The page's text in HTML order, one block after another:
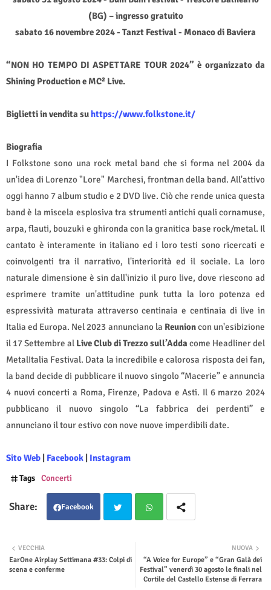
(BG) – ingresso gratuito
sabato 16 novembre 2024 - Tanzt Festival - Monaco di Baviera
“NON HO TEMPO DI ASPETTARE TOUR 2024” è organizzato da
Shining Production e MC² Live.
Biglietti in vendita su https://www.folkstone.it/
Biografia
I Folkstone sono una rock metal band che si forma nel 2004 da
un'idea di Lorenzo "Lore" Marchesi, frontman della band. All'attivo
oggi hanno 7 album studio e 2 DVD live. Ciò che rende unica questa
band è la miscela esplosiva tra strumenti antichi quali cornamuse,
arpa, flauti, bouzuki e ghironda con la granitica base rock/metal. Il
cantato è interamente in italiano ed i loro testi sono ricercati e
coinvolgenti tra il narrativo, l'interiorità ed il sociale. La loro
naturale dimensione è sin dall'inizio il puro live, dove riescono ad
esprimere tramite un'attitudine punk tutta la loro potenza ed
espressività maturata attraverso centinaia e centinaia di live in
Italia ed Europa. Nel 2023 annunciano la Reunioncon un'esibizione
il 17 Settembre al Live Club di Trezzo sull’Adda come Headliner del
MetalItalia Festival. Data la incredibile e calorosa risposta dei fan,
la band decide di pubblicare il nuovo singolo “Macerie” e annuncia
4 nuovi concerti a Roma, Firenze, Padova e Asti. Il 6 marzo 2024
pubblicano il nuovo singolo “La fabbrica dei perdenti” e
annunciano iltour estivo con nove nuove imperdibili date.
Sito Web | Facebook | Instagram
Tags Concerti
Facebook
ter tsap
NUOVA
“A Voice for Europe” e “Gran Galà dei
Festival” venerdì 30 agosto le finali nel
Cortile del Castello Estense di Ferrara
VECCHIA
EarOne Airplay Settimana #33: Colpi di
scena e conferme